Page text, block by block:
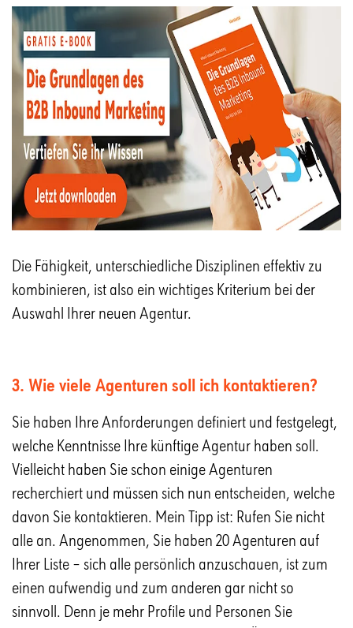
Die Fähigkeit, unterschiedliche Disziplinen effektiv zu
kombinieren, ist also ein wichtiges Kriterium bei der
Auswahl Ihrer neuen Agentur.
3. Wie viele Agenturen soll ich kontaktieren?
Sie haben Ihre Anforderungen definiert und festgelegt,
welche Kenntnisse Ihre künftige Agentur haben soll.
Vielleicht haben Sie schon einige Agenturen
recherchiert und müssen sich nun entscheiden, welche
davon Sie kontaktieren. Mein Tipp ist: Rufen Sie nicht
alle an. Angenommen, Sie haben 20 Agenturen auf
Ihrer Liste – sich alle persönlich anzuschauen, ist zum
einen aufwendig und zum anderen gar nicht so
sinnvoll. Denn je mehr Profile und Personen Sie